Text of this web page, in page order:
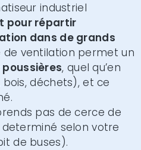
industriel
pour répartir
dans de grands
de ventilation permet un
, quel qu’en
déchets), et ce
pas de cerce de
selon votre
de buses).